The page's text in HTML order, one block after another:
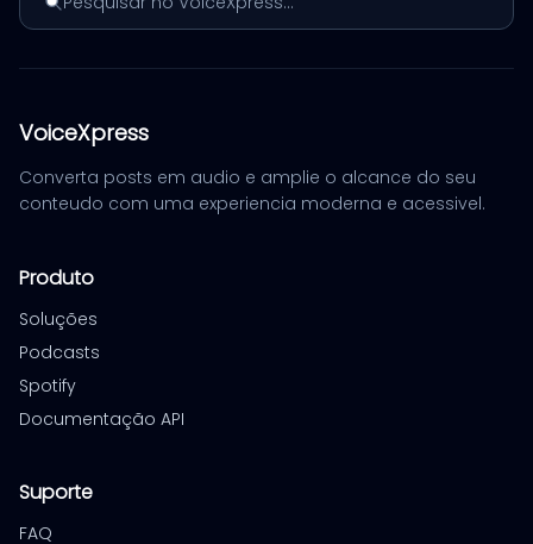
VoiceXpress
Converta posts em audio e amplie o alcance do seu
conteudo com uma experiencia moderna e acessivel.
Produto
Soluções
Podcasts
Spotify
Documentação API
Suporte
FAQ